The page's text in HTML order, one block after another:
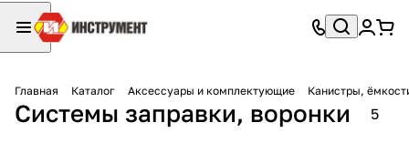
Главная Каталог Аксессуары и комплектующие Канистры,
Системы заправки, воронки 5